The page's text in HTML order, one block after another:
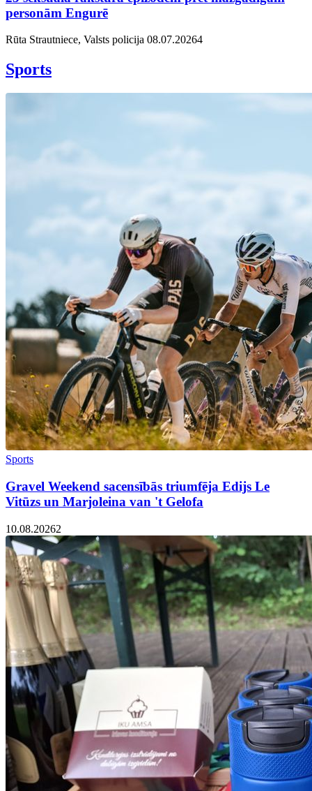
personām Engurē
Rūta Strautniece, Valsts policija 08.07.20264
Sports
Sports
Gravel Weekend sacensībās triumfēja Edijs Le
Vitūzs un Marjoleina van 't Gelofa
10.08.20262